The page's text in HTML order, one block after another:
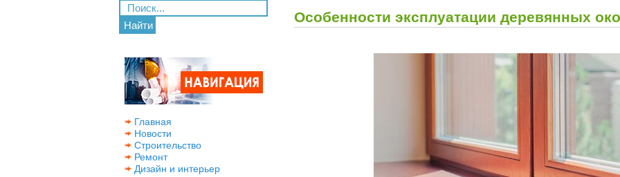
Найти
Главная
Новости
Строительство
Ремонт
Дизайн и интерьер
Особенности эксплуатации деревянных